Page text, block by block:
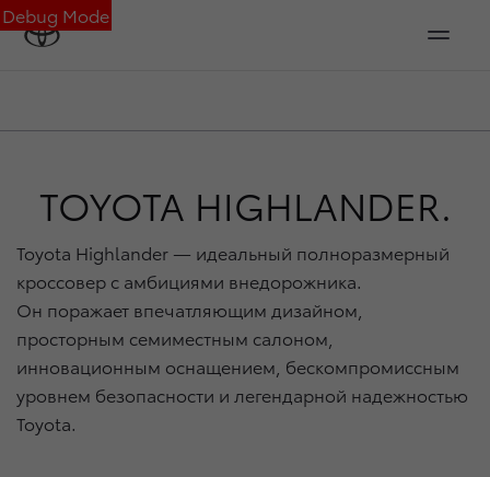
Debug Mode
TOYOTA HIGHLANDER.
Toyota Highlander — идеальный полноразмерный
кроссовер с амбициями внедорожника.
Он поражает впечатляющим дизайном,
просторным семиместным салоном,
инновационным оснащением, бескомпромиссным
уровнем безопасности и легендарной надежностью
Toyota.